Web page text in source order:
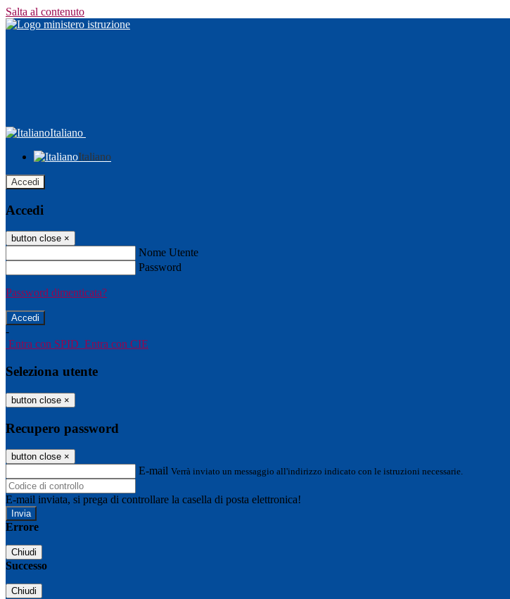
Salta al contenuto
Italiano
Italiano
Accedi
Accedi
button close ×
Nome Utente
Password
Password dimenticata?
-
Entra con SPID Entra con CIE
Seleziona utente
button close ×
Recupero password
button close ×
E-mail Verrà inviato un messaggio all'indirizzo indicato con le istruzioni necessarie.
E-mail inviata, si prega di controllare la casella di posta elettronica!
Errore
Chiudi
Successo
Chiudi